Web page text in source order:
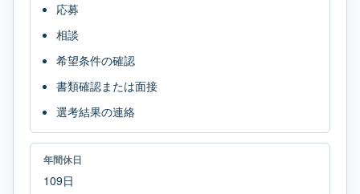
応募
相談
希望条件の確認
書類確認または面接
選考結果の連絡
年間休日
109日